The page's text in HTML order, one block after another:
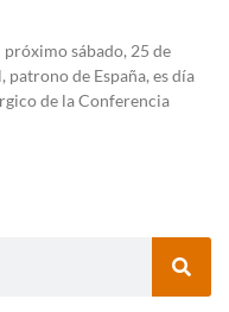
próximo sábado, 25 de
de España, es día
de la Conferencia